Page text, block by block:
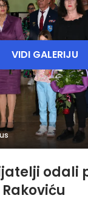
VIDI GALERIJU
odali